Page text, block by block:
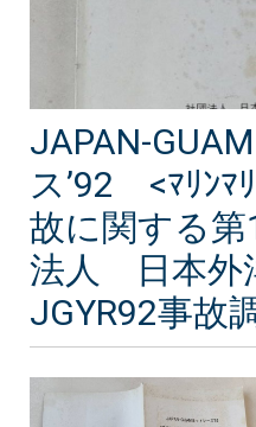
JAPAN-
ス’92 <ﾏﾘﾝﾏ
故に関する
法人 日本外
JGYR92事故